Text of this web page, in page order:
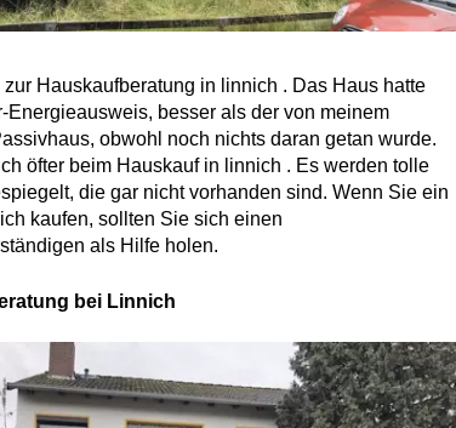
zur Hauskaufberatung in linnich . Das Haus hatte
Energieausweis, besser als der von meinem
obwohl noch nichts daran getan wurde.
öfter beim Hauskauf in linnich . Es werden tolle
die gar nicht vorhanden sind. Wenn Sie ein
kaufen, sollten Sie sich einen
als Hilfe holen.
bei Linnich